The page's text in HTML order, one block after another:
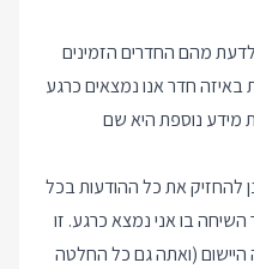
לדעת מהם החדרים הזמינים
חדר אנו נמצאים כרגע
מידע נוספת היא שם
להחזיק את כל ההודעות בכל
בו אני נמצא כרגע. זו
(ואתה גם כל החלטה